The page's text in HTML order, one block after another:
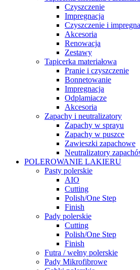
Czyszczenie
Impregnacja
Czyszczenie i
Akcesoria
Renowacja
Zestawy
Tapicerka materiałowa
Pranie i czyszczenie
Bonnetowanie
Impregnacja
Odplamiacze
Akcesoria
Zapachy i neutralizatory
Zapachy w sprayu
Zapachy w puszce
Zawieszki zapachowe
Neutralizatory
POLEROWANIE LAKIERU
Pasty polerskie
AIO
Cutting
Polish/One Step
Finish
Pady polerskie
Cutting
Polish/One Step
Finish
Futra / wełny polerskie
Pady Mikrofibrowe